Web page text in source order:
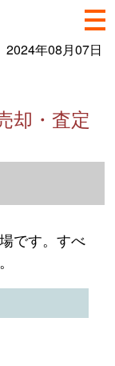
2024年08月07日
却・査定
（2023年1
です。すべ